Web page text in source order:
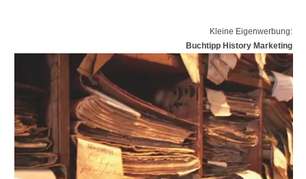
Kleine Eigenwerbung:
Buchtipp History Marketing